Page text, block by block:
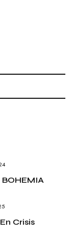
BOHEMIA
Crisis